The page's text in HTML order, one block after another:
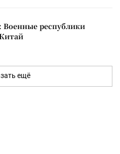
республики
ещё